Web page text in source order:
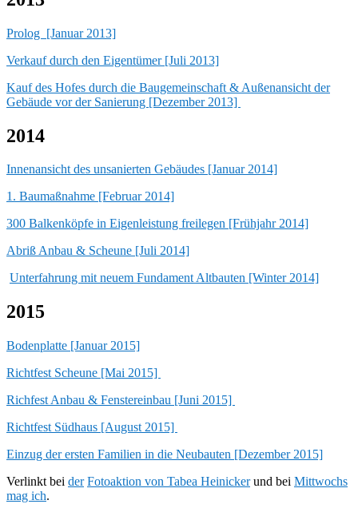
Prolog [Januar 2013]
Verkauf durch den Eigentümer [Juli 2013]
Kauf des Hofes durch die Baugemeinschaft & Außenansicht der
Gebäude vor der Sanierung [Dezember 2013]
2014
Innenansicht des unsanierten Gebäudes [Januar 2014]
1. Baumaßnahme [Februar 2014]
300 Balkenköpfe in Eigenleistung freilegen [Frühjahr 2014]
Abriß Anbau & Scheune [Juli 2014]
Unterfahrung mit neuem Fundament Altbauten [Winter 2014]
2015
Bodenplatte [Januar 2015]
Richtfest Scheune [Mai 2015]
Richfest Anbau & Fenstereinbau [Juni 2015]
Richtfest Südhaus [August 2015]
Einzug der ersten Familien in die Neubauten [Dezember 2015]
Verlinkt bei der Fotoaktion von Tabea Heinickerund bei Mittwochs
mag ich.